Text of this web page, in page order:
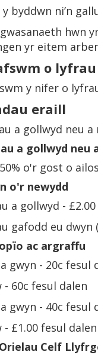
y byddwn ni’n
gwasanaeth hwn
yr eitem
o
y nifer o
eraill
a gollwyd neu
a gollwyd neu
o'r gost o
o'r newydd
a gollwyd - £2.00
gafodd eu
ac argraffu
gwyn - 20c fesul
- 60c fesul dalen
gwyn - 40c fesul
- £1.00 fesul dalen
Celf